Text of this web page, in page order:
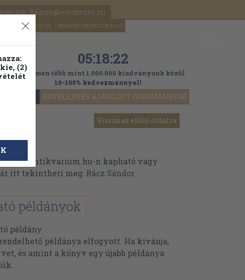
Régiségkereskedés.hu
HÍRLEVÉL BELÉPÉS/REGISZTRÁCIÓ
KÖTELEZŐ ÉS AJÁNLOTT OLVASMÁNYOK
05:18:19
Válogasson több mint 1.000.000 kiadványunk közül
10-100% kedvezménnyel!
Vissza az előző oldalra
az Antikvarium.hu-n kapható vagy
itt tekintheti meg: Rácz Sándor
példányok
példány
példánya elfogyott. Ha kívánja,
és amint a könyv egy újabb példánya
(2)